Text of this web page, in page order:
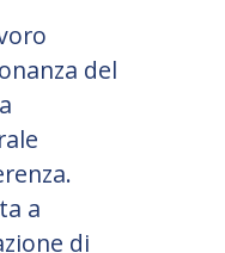
del
a
di